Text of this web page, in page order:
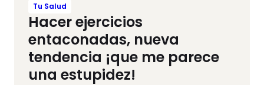
Tu Salud
Hacer ejercicios
entaconadas, nueva
tendencia ¡que me parece
una estupidez!